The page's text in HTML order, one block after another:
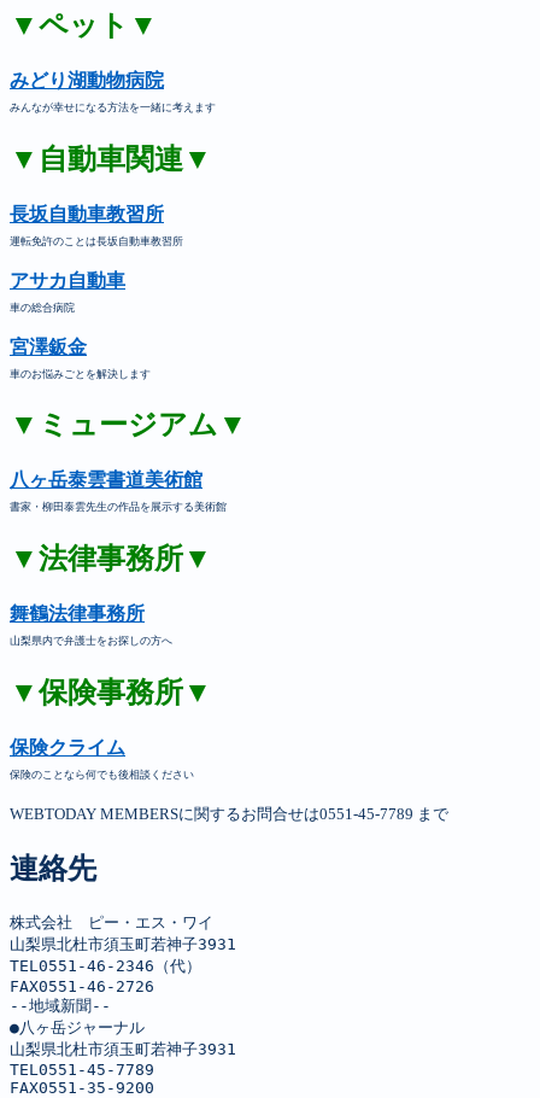
▼ペット▼
みどり湖動物病院
みんなが幸せになる方法を一緒に考えます
▼自動車関連▼
長坂自動車教習所
運転免許のことは長坂自動車教習所
アサカ自動車
車の総合病院
宮澤鈑金
車のお悩みごとを解決します
▼ミュージアム▼
八ヶ岳泰雲書道美術館
書家・柳田泰雲先生の作品を展示する美術館
▼法律事務所▼
舞鶴法律事務所
山梨県内で弁護士をお探しの方へ
▼保険事務所▼
保険クライム
保険のことなら何でも後相談ください
WEBTODAY MEMBERSに関するお問合せは0551-45-7789 まで
連絡先
株式会社　ピー・エス・ワイ
山梨県北杜市須玉町若神子3931
TEL0551-46-2346（代）
FAX0551-46-2726
--地域新聞--
●八ヶ岳ジャーナル
山梨県北杜市須玉町若神子3931
TEL0551-45-7789
FAX0551-35-9200